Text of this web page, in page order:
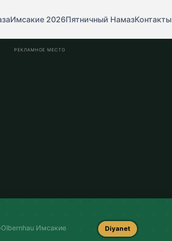
Имсакие 2026Пятничный НамазКонтакты
РЕКЛАМНОЕ МЕСТО
Olbernhau Имсакие Diyanet